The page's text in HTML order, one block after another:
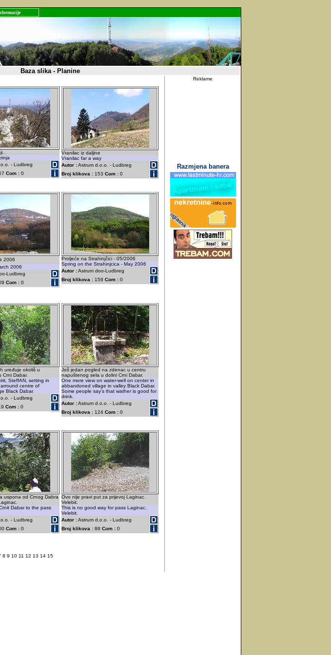
Baza slika - Planine
- Ludbreg
Com : 0
Vranilac iz daljine
Vranilac far a way
Autor :Astrum d.o.o. - Ludbreg
Broj klikova : 153 Com : 0
2006
2006
Ludbreg
Com : 0
Proljeće na Strahinjčici - 05/2006
Spring on the Strahinjcica - May 2006
Autor :Astrum doo-Ludbreg
Broj klikova : 159 Com : 0
uređuje okoliš u
Crni Dabar.
SteffAN, setting in
centre of
Black Dabar.
- Ludbreg
Com : 0
Još jedan pogled na zdenac u centru
napuštenog sela u dolini Crni Dabar.
One more view on water-well on center in
abbandoned village in valley Black Dabar.
Some people say's that wather is good for
drink.
Autor :Astrum d.o.o. - Ludbreg
Broj klikova : 124 Com : 0
uspona od Crnog Dabra
Dabar to the pass
- Ludbreg
Com : 0
Ovo nije pravi put za prijevoj Laginac.
Velebit.
This is no good way for pass Laginac.
Velebit.
Autor :Astrum d.o.o. - Ludbreg
Broj klikova : 88 Com : 0
8 9 10 11 12 13 14 15
Reklame
Razmjena banera